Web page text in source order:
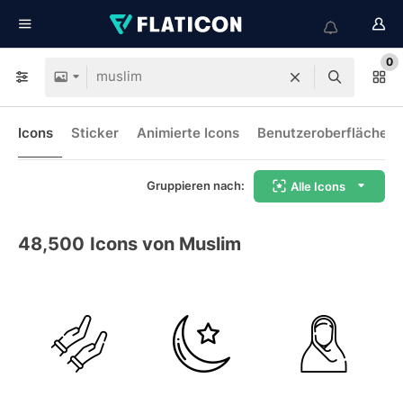
0
Icons Sticker Animierte Icons
Gruppieren nach: Alle Icons
48,500 Icons von Muslim